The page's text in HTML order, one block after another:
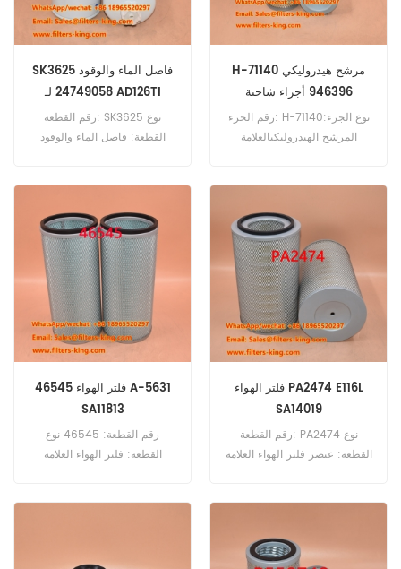
SK3625 فاصل الماء والوقود
24749058 لـ AD126TI
رقم القطعة: SK3625 نوع
القطعة: فاصل الماء والوقود
فاصل المياه والوقود مرجع
متقاطع 24749058 للاستخدام
AD136 AD136T AD136TIF
AD196TI D1146T D70S-2
DB58T DE08TIS DE08TS.
H-71140 مرشح هيدروليكي
946396 أجزاء شاحنة
رقم الجزء: H-71140نوع الجزء:
المرشح الهيدروليكيالعلامة
لفولفو BM540 DUMP TRACK.
فلتر الهواء 46545 A-5631
SA11813
رقم القطعة: 46545 نوع
القطعة: فلتر الهواء العلامة
فلتر الهواء PA2474 E116L
SA14019
رقم القطعة: PA2474 نوع
القطعة: عنصر فلتر الهواء العلامة